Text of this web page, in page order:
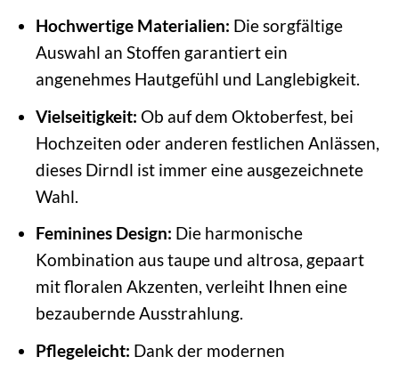
Hochwertige Materialien: Die sorgfältige
Auswahl an Stoffen garantiert ein
angenehmes Hautgefühl und Langlebigkeit.
Vielseitigkeit: Ob auf dem Oktoberfest, bei
Hochzeiten oder anderen festlichen Anlässen,
dieses Dirndl ist immer eine ausgezeichnete
Wahl.
Feminines Design: Die harmonische
Kombination aus taupe und altrosa, gepaart
mit floralen Akzenten, verleiht Ihnen eine
bezaubernde Ausstrahlung.
Pflegeleicht: Dank der modernen